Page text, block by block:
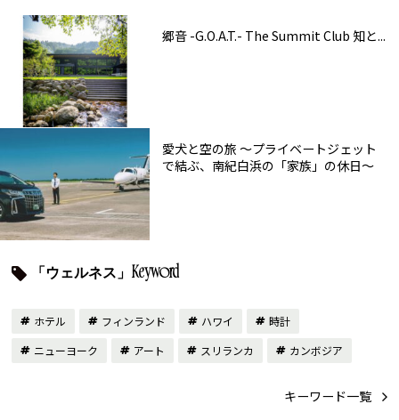
郷音 -G.O.A.T.- The Summit Club 知と...
愛犬と空の旅 ～プライベートジェット
で結ぶ、南紀白浜の「家族」の休日～
「ウェルネス」Keyword
ホテル フィンランド ハワイ
時計
ニューヨーク
アート スリランカ カンボジア
キーワード一覧